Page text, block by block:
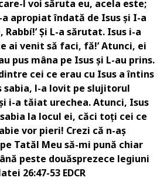
care-l voi săruta eu, acela este;
a apropiat îndată de Isus și I-a
Rabbí!’ Și L-a sărutat. Isus i-a
ai venit să faci, fă!’ Atunci, ei
pus mâna pe Isus și L-au prins.
cei ce erau cu Isus a întins
sabia, l-a lovit pe slujitorul
i-a tăiat urechea. Atunci, Isus
sabia la locul ei, căci toți cei ce
vor pieri! Crezi că n-aș
Tatăl Meu să-mi pună chiar
peste douăsprezece legiuni
26:47-53 EDCR